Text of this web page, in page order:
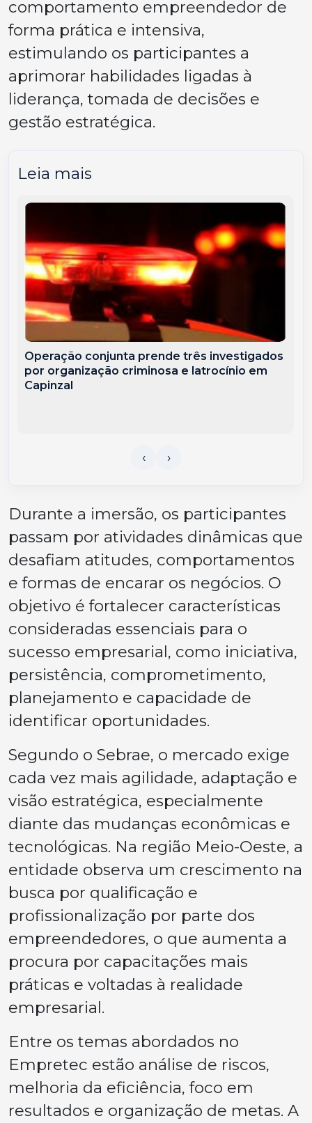
comportamento empreendedor de
forma prática e intensiva,
estimulando os participantes a
aprimorar habilidades ligadas à
liderança, tomada de decisões e
gestão estratégica.
Leia mais
Operação conjunta prende três investigados
por organização criminosa e latrocínio em
Capinzal
Durante a imersão, os participantes
passam por atividades dinâmicas que
desafiam atitudes, comportamentos
e formas de encarar os negócios. O
objetivo é fortalecer características
consideradas essenciais para o
sucesso empresarial, como iniciativa,
persistência, comprometimento,
planejamento e capacidade de
identificar oportunidades.
Segundo o Sebrae, o mercado exige
cada vez mais agilidade, adaptação e
visão estratégica, especialmente
diante das mudanças econômicas e
tecnológicas. Na região Meio-Oeste, a
entidade observa um crescimento na
busca por qualificação e
profissionalização por parte dos
empreendedores, o que aumenta a
procura por capacitações mais
práticas e voltadas à realidade
empresarial.
Entre os temas abordados no
Empretec estão análise de riscos,
melhoria da eficiência, foco em
resultados e organização de metas. A